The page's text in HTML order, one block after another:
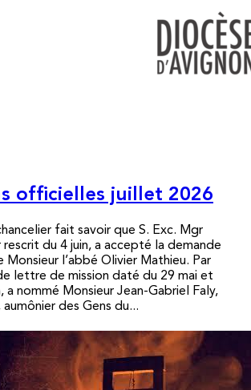
officielles juillet 2026
fait savoir que S. Exc. Mgr
rescrit du 4 juin, a accepté la demande
Monsieur l’abbé Olivier Mathieu. Par
lettre de mission daté du 29 mai et
a nommé Monsieur Jean-Gabriel Faly,
des Gens du...